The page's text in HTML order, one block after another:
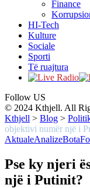
Finance
HI-Tech
Kulture
Sociale
Sporti
Të ruajtura
Follow US
© 2024 Kthjell. All
Kthjell > Blog >
objektivi numër një i
AktualeAnalizeBota
Pse ky njeri
një i Putinit?